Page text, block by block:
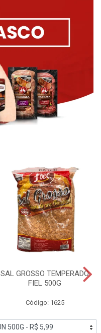
SAL GROSSO TEMPERADO
FIEL 500G
Código: 1625